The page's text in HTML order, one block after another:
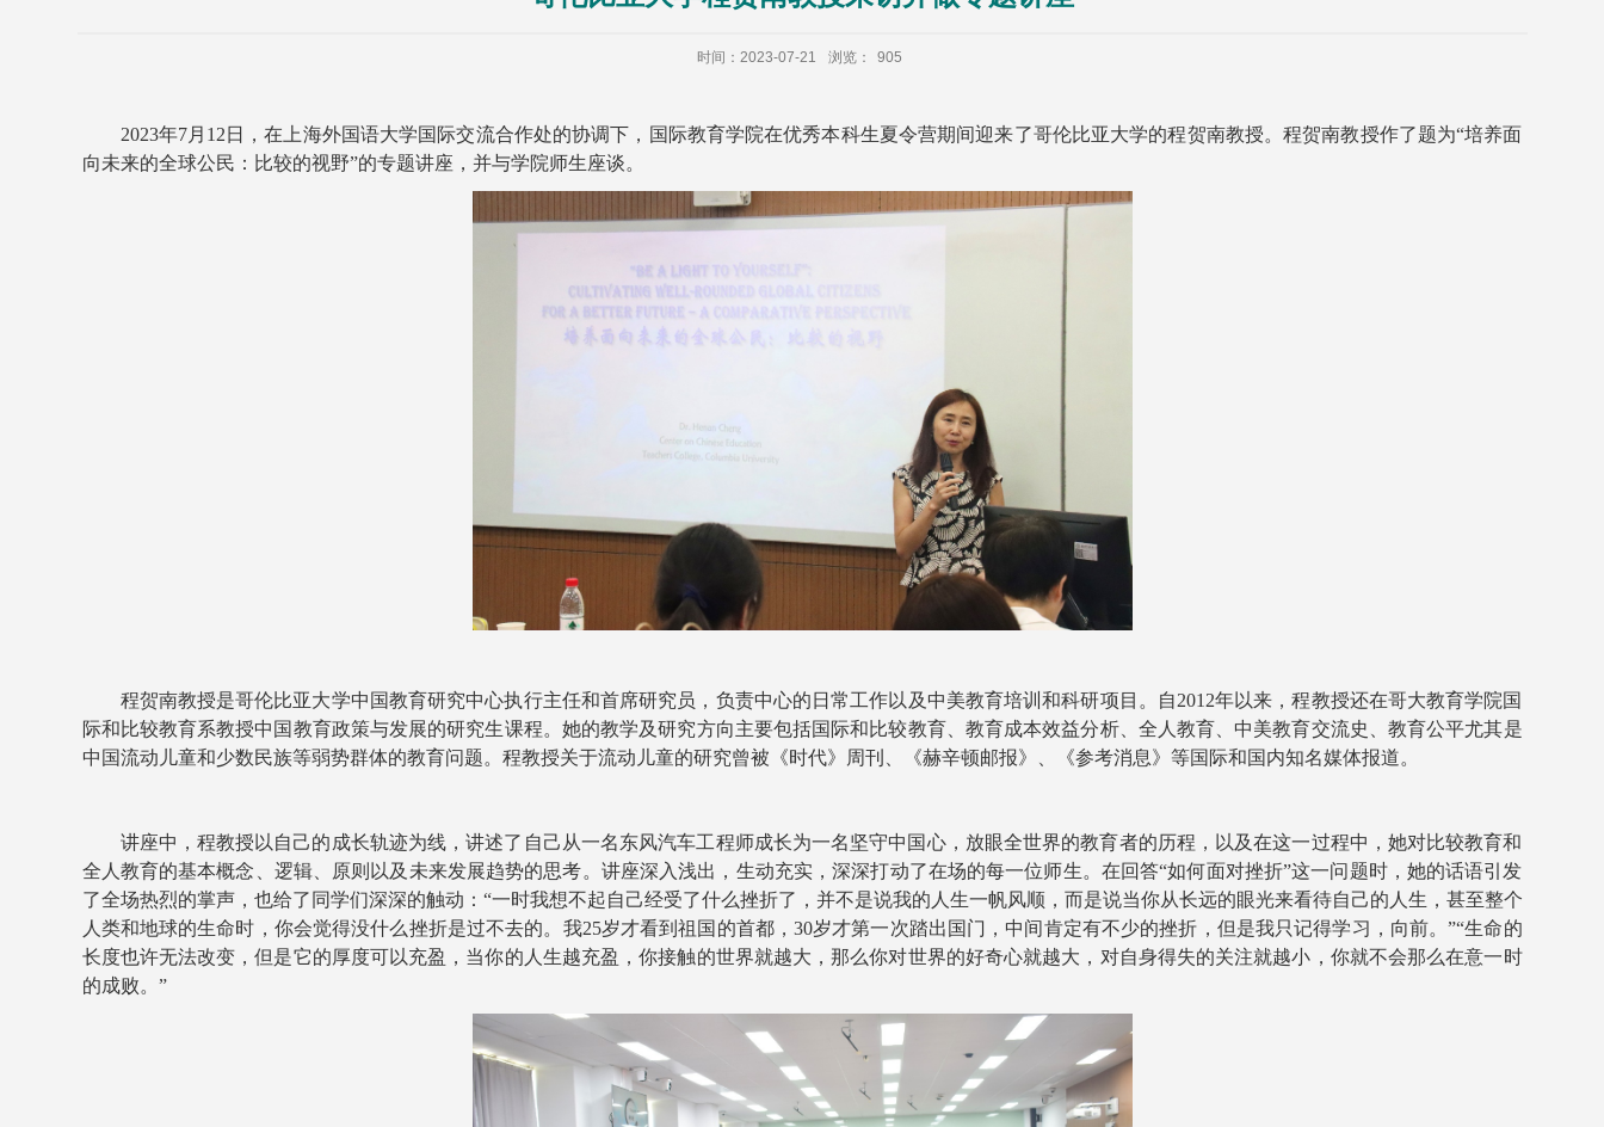
时间：2023-07-21 浏览： 905
2023年7月12日，在上海外国语大学国际交流合作处的协调下，国际教育学院在优秀本科生夏令营期间迎来了哥伦比亚大学的程贺南教授。程贺南教授作了题为“培养面
向未来的全球公民：比较的视野”的专题讲座，并与学院师生座谈。
程贺南教授是哥伦比亚大学中国教育研究中心执行主任和首席研究员，负责中心的日常工作以及中美教育培训和科研项目。自2012年以来，程教授还在哥大教育学院国
际和比较教育系教授中国教育政策与发展的研究生课程。她的教学及研究方向主要包括国际和比较教育、教育成本效益分析、全人教育、中美教育交流史、教育公平尤其是
中国流动儿童和少数民族等弱势群体的教育问题。程教授关于流动儿童的研究曾被《时代》周刊、《赫辛顿邮报》、《参考消息》等国际和国内知名媒体报道。
讲座中，程教授以自己的成长轨迹为线，讲述了自己从一名东风汽车工程师成长为一名坚守中国心，放眼全世界的教育者的历程，以及在这一过程中，她对比较教育和
全人教育的基本概念、逻辑、原则以及未来发展趋势的思考。讲座深入浅出，生动充实，深深打动了在场的每一位师生。在回答“如何面对挫折”这一问题时，她的话语引发
了全场热烈的掌声，也给了同学们深深的触动：“一时我想不起自己经受了什么挫折了，并不是说我的人生一帆风顺，而是说当你从长远的眼光来看待自己的人生，甚至整个
人类和地球的生命时，你会觉得没什么挫折是过不去的。我25岁才看到祖国的首都，30岁才第一次踏出国门，中间肯定有不少的挫折，但是我只记得学习，向前。”“生命的
长度也许无法改变，但是它的厚度可以充盈，当你的人生越充盈，你接触的世界就越大，那么你对世界的好奇心就越大，对自身得失的关注就越小，你就不会那么在意一时
的成败。”